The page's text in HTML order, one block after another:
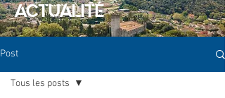
ACTUALITÉ
Post
Tous les posts